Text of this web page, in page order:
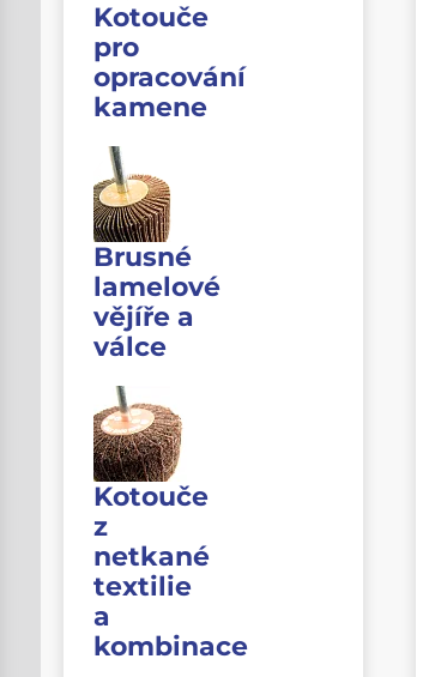
Kotouče
pro
opracování
kamene
Brusné
lamelové
vějíře a
válce
Kotouče
z
netkané
textilie
a
kombinace